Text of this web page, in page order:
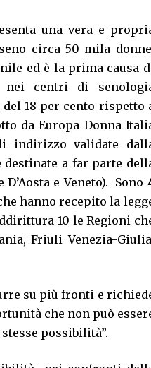
una vera e
circa 50 mila
ed è la prima causa
centri di
18 per cento rispetto
da Europa Donna
indirizzo validate
a far parte
e Veneto). Sono
hanno recepito la
10 le Regioni
Friuli Venezia-
su più fronti e
che non può
possibilità”.